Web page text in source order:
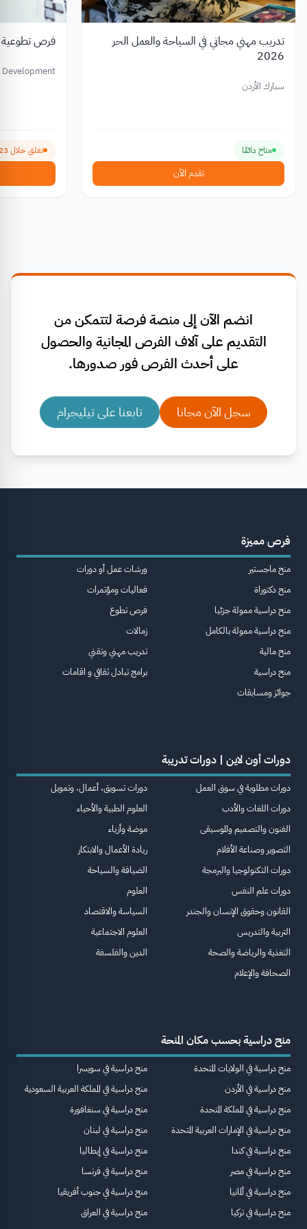
تدريب مهني مجاني في السياحة والعمل الحر
2026
سبارك الأردن
متاح دائمًا
تقدم الآن
فرص تطوعية
تغلق خلال 23 يوم
انضم الآن إلى منصة فرصة لتتمكن من
التقديم على آلاف الفرص المجانية والحصول
على أحدث الفرص فور صدورها.
سجل الآن مجانا تابعنا على تيليجرام
فرص مميزة
منح ماجستير
منح دكتوراة
منح دراسية ممولة جزئيا
منح دراسية ممولة بالكامل
منح مالية
منح دراسية
جوائز ومسابقات
ورشات عمل أو دورات
فعاليات ومؤتمرات
فرص تطوع
زمالات
تدريب مهني وتقني
برامج تبادل ثقافي و اقامات
دورات أون لاين | دورات تدريبة
دورات مطلوبة في سوق العمل
دورات اللغات والأدب
الفنون والتصميم والموسيقى
التصوير وصناعة الأفلام
دورات التكنولوجيا والبرمجة
دورات علم النفس
القانون وحقوق الإنسان والجندر
التربية والتدريس
التغذية والرياضة والصحة
الصحافة والإعلام
دورات تسويق، أعمال، وتمويل
العلوم الطبية والأحياء
موضة وأزياء
ريادة الأعمال والابتكار
الضيافة والسياحة
العلوم
السياسة والاقتصاد
العلوم الاجتماعية
الدين والفلسفة
منح دراسية بحسب مكان المنحة
منح دراسية في الولايات المتحدة
منح دراسية في الأردن
منح دراسية في المملكة المتحدة
منح دراسية في الإمارات العربية المتحدة
منح دراسية في كندا
منح دراسية في مصر
منح دراسية في ألمانيا
منح دراسية في تركيا
منح دراسية في سويسرا
منح دراسية في المملكة العربية السعودية
منح دراسية في سنغافورة
منح دراسية في لبنان
منح دراسية في إيطاليا
منح دراسية في فرنسا
منح دراسية في جنوب أفريقيا
منح دراسية في العراق